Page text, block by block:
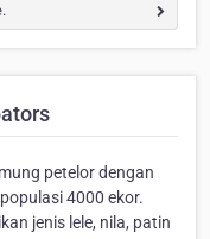
petelor dengan
4000 ekor.
jenis lele, nila, patin